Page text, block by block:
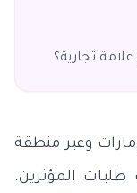
تجارية؟
وعبر منطقة
المؤثرين.